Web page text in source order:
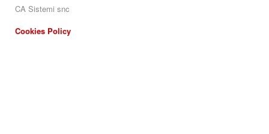
CA Sistemi snc
Cookies Policy